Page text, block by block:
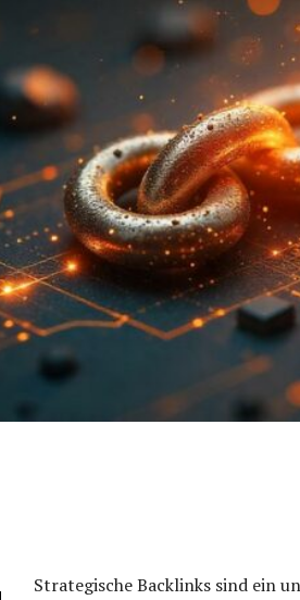
Strategische Backlinks sind ein